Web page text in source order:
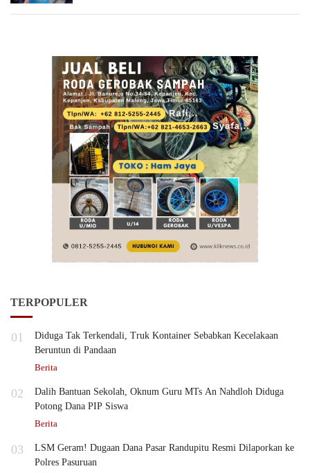
TERPOPULER
01
Diduga Tak Terkendali, Truk Kontainer Sebabkan Kecelakaan
Beruntun di Pandaan
Berita
02
Dalih Bantuan Sekolah, Oknum Guru MTs An Nahdloh Diduga
Potong Dana PIP Siswa
Berita
03
LSM Geram! Dugaan Dana Pasar Randupitu Resmi Dilaporkan ke
Polres Pasuruan